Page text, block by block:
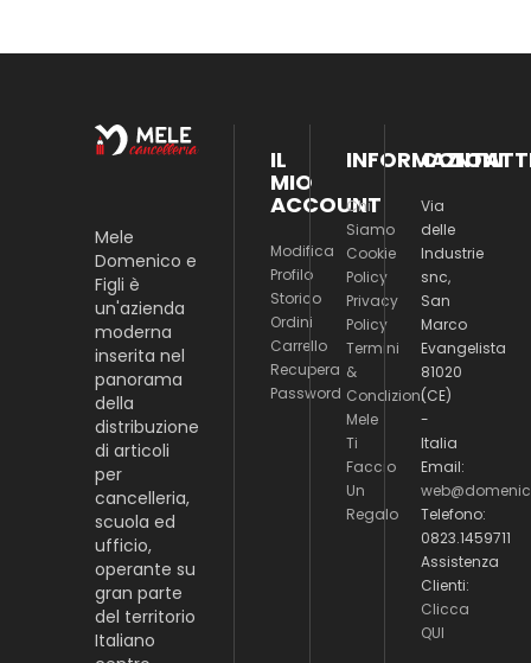
Mele
Domenico e
Figli è
un'azienda
moderna
inserita nel
panorama
della
distribuzione
di articoli
per
cancelleria,
scuola ed
ufficio,
operante su
gran parte
del territorio
Italiano
IL
MIO
ACCOUNT
Modifica
Profilo
Storico
Ordini
Carrello
Recupera
Password
INFORMAZIONI
Chi
Siamo
Cookie
Policy
Privacy
Policy
Termini
&
Condizioni
Mele
Ti
Faccio
Un
Regalo
Via
delle
Industrie
snc,
San
Marco
Evangelista
81020
(CE)
-
Italia
Email:
Telefono:
0823.1459711
Assistenza
Clienti:
Clicca
QUI